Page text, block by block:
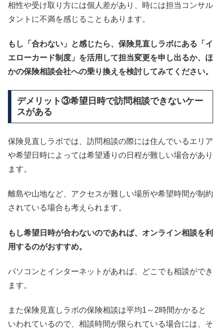
相性や受け取り方には個人差があり、時には担当コンサル
タントに不満を感じることもあります。
もし「合わない」と感じたら、保険見直しラボにある「イ
エローカード制度」を活用して担当変更を申し出るか、ほ
かの保険相談会社への乗り換えを検討してみてください。
デメリット③希望日時で訪問相談できないケー
スがある
保険見直しラボでは、訪問相談の際には住んでいるエリア
や希望日時によっては希望通りの日程が難しい場合があり
ます。
離島や山地など、アクセスが難しい場所や希望時間が制約
されている場合も考えられます。
もし希望日時が合わないのであれば、オンライン相談を利
用するのがおすすめ。
パソコンとインターネットがあれば、どこでも相談ができ
ます。
また保険見直しラボの保険相談は平均1～2時間かかると
いわれているので、相談時間が限られている場合には、そ